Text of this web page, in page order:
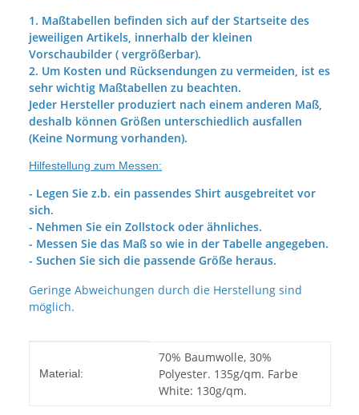
1. Maßtabellen befinden sich auf der Startseite des
jeweiligen Artikels, innerhalb der kleinen
Vorschaubilder ( vergrößerbar).
2. Um Kosten und Rücksendungen zu vermeiden, ist es
sehr wichtig Maßtabellen zu beachten.
Jeder Hersteller produziert nach einem anderen Maß,
deshalb können Größen unterschiedlich ausfallen
(Keine Normung vorhanden).
Hilfestellung zum Messen:
- Legen Sie z.b. ein passendes Shirt ausgebreitet vor
sich.
- Nehmen Sie ein Zollstock oder ähnliches.
- Messen Sie das Maß so wie in der Tabelle angegeben.
- Suchen Sie sich die passende Größe heraus.
Geringe Abweichungen durch die Herstellung sind
möglich.
Material:
70% Baumwolle, 30%
Polyester. 135g/qm. Farbe
White: 130g/qm.